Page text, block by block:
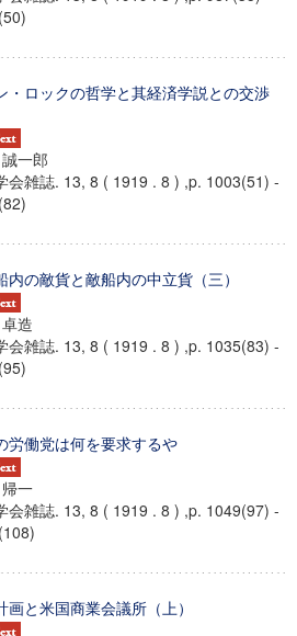
・ロックの哲学と其経済学説との交渉
一郎
会雑誌. 13, 8 ( 1919 . 8 ) ,p. 1003(51) -
内の敵貨と敵船内の中立貨（三）
造
会雑誌. 13, 8 ( 1919 . 8 ) ,p. 1035(83) -
労働党は何を要求するや
一
会雑誌. 13, 8 ( 1919 . 8 ) ,p. 1049(97) -
画と米国商業会議所（上）